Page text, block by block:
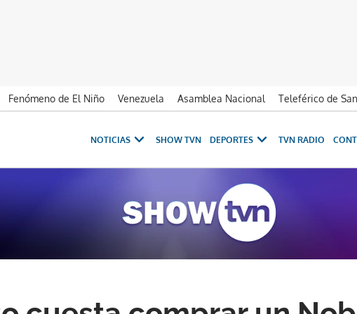
Fenómeno de El Niño Venezuela Asamblea Nacional Teleférico de
NOTICIAS SHOW TVN DEPORTES TVN RADIO